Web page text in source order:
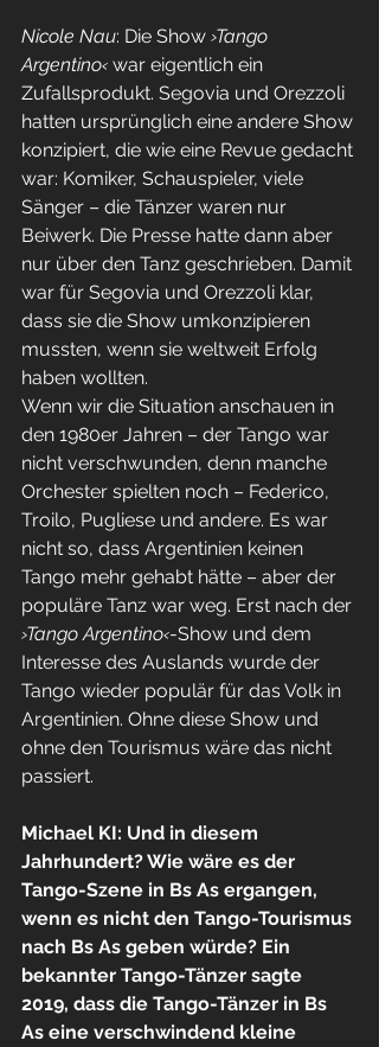
Nicole Nau: Die Show ›Tango
Argentino‹ war eigentlich ein
Zufallsprodukt. Segovia und Orezzoli
hatten ursprünglich eine andere Show
konzipiert, die wie eine Revue gedacht
war: Komiker, Schauspieler, viele
Sänger – die Tänzer waren nur
Beiwerk. Die Presse hatte dann aber
nur über den Tanz geschrieben. Damit
war für Segovia und Orezzoli klar,
dass sie die Show umkonzipieren
mussten, wenn sie weltweit Erfolg
haben wollten.
Wenn wir die Situation anschauen in
den 1980er Jahren – der Tango war
nicht verschwunden, denn manche
Orchester spielten noch – Federico,
Troilo, Pugliese und andere. Es war
nicht so, dass Argentinien keinen
Tango mehr gehabt hätte – aber der
populäre Tanz war weg. Erst nach der
›Tango Argentino‹-Show und dem
Interesse des Auslands wurde der
Tango wieder populär für das Volk in
Argentinien. Ohne diese Show und
ohne den Tourismus wäre das nicht
passiert.
Michael KI: Und in diesem
Jahrhundert? Wie wäre es der
Tango-Szene in Bs As ergangen,
wenn es nicht den Tango-Tourismus
nach Bs As geben würde? Ein
bekannter Tango-Tänzer sagte
2019, dass die Tango-Tänzer in Bs
As eine verschwindend kleine